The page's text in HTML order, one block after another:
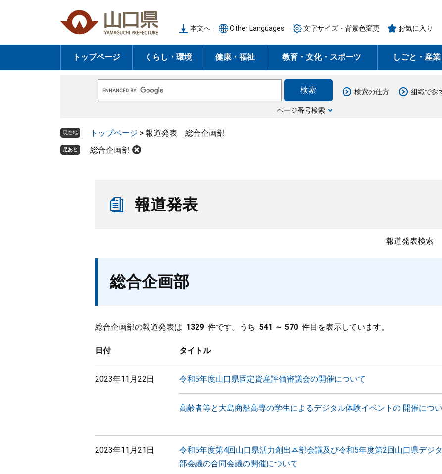
の
頭
ー
飛
本文へ Other Languages 文字サイズ・背景色変更 お気に入り
トップページ くらし・環境 健康・福祉 教育・文化・スポーツ しごと・産
o
e
ス
タ
ページ番号検索
検索の仕方 組織で探
現在地 トップページ > 報道発表 総合企画部
足あと 総合企画部
報道発表
報道発表検索
総合企画部
総合企画部の報道発表は 1329 件です。うち 541 ～ 570 件目を表示しています。
日付 タイトル
2023年11月22日 令和5年度山口県固定資産評価審議会の開催について
高齢者等と大島商船高専の学生によるデジタル体験イベントの 開催につ
2023年11月21日
令和5年度第4回山口県活力創出本部会議及び令和5年度第2回山口県デジ
部会議の合同会議の開催について